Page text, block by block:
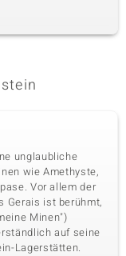
unglaubliche
wie Amethyste,
Vor allem der
Gerais ist berühmt,
Minen")
auf seine
Lagerstätten.